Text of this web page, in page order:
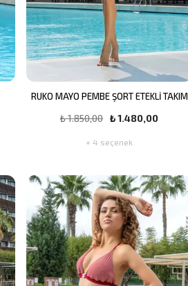
RUKO MAYO PEMBE ŞORT ETEKLİ TAKIM
₺ 1.850,00 ₺ 1.480,00
+ 4 seçenek